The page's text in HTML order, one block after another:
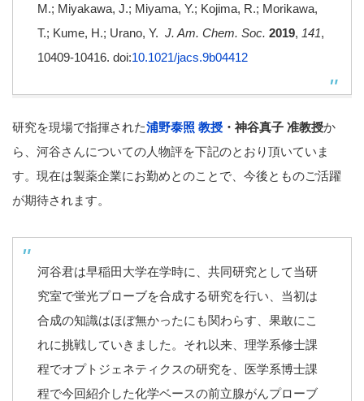
M.; Miyakawa, J.; Miyama, Y.; Kojima, R.; Morikawa,
T.; Kume, H.; Urano, Y. J. Am. Chem. Soc. 2019, 141,
10409-10416. doi:10.1021/jacs.9b04412
研究を現場で指揮された浦野泰照 教授 ・神谷真子 准教授か
ら、河谷さんについての人物評を下記のとおり頂いていま
す。現在は製薬企業にお勤めとのことで、今後とものご活躍
が期待されます。
河谷君は早稲田大学在学時に、共同研究として当研
究室で蛍光プローブを合成する研究を行い、当初は
合成の知識はほぼ無かったにも関わらす、果敢にこ
れに挑戦していきました。それ以来、理学系修士課
程でオプトジェネティクスの研究を、医学系博士課
程で今回紹介した化学ベースの前立腺がんプローブ